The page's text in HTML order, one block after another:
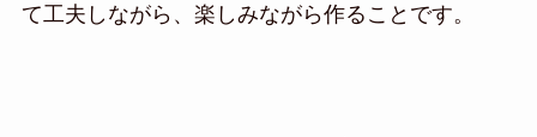
て工夫しながら、楽しみながら作ることです。